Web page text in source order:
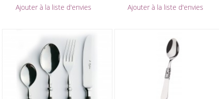
Ajouter à la liste d'envies Ajouter à la liste d'envies